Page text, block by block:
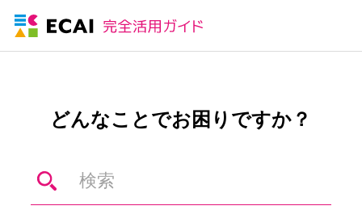
どんなことでお困りですか？